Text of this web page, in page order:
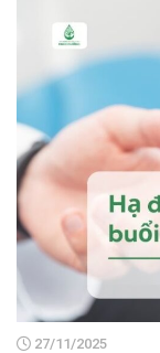
27/11/2025